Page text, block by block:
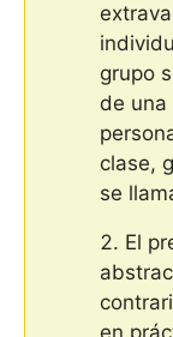
grupo
de una
clase,
se
El